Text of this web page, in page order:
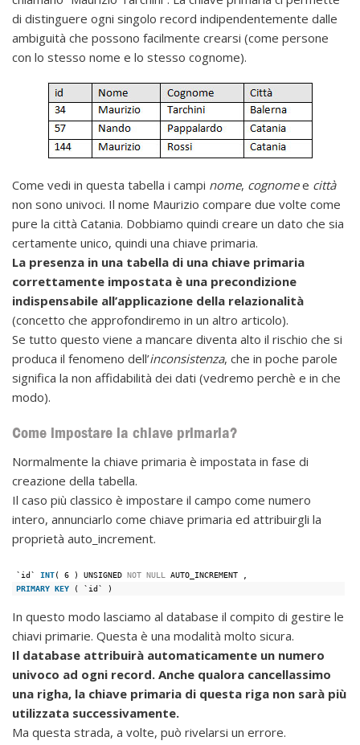
di distinguere ogni singolo record indipendentemente dalle
ambiguità che possono facilmente crearsi (come persone
con lo stesso nome e lo stesso cognome).
Come vedi in questa tabella i campi nome, cognomee città
non sono univoci. Il nome Maurizio compare due volte come
pure la città Catania. Dobbiamo quindi creare un dato che sia
certamente unico, quindi una chiave primaria.
La presenza in una tabella di una chiave primaria
correttamente impostata è una precondizione
indispensabile all’applicazione della relazionalità
(concetto che approfondiremo in un altro articolo).
Se tutto questo viene a mancare diventa alto il rischio che si
produca il fenomeno dell’inconsistenza, che in poche parole
significa la non affidabilità dei dati (vedremo perchè e in che
modo).
Come impostare la chiave primaria?
Normalmente la chiave primaria è impostata in fase di
creazione della tabella.
Il caso più classico è impostare il campo come numero
intero, annunciarlo come chiave primaria ed attribuirgli la
proprietà auto_increment.
`id` INT( 6 ) UNSIGNED NOT NULL
AUTO_INCREMENT ,
PRIMARY KEY ( `id` )
In questo modo lasciamo al database il compito di gestire le
chiavi primarie. Questa è una modalità molto sicura.
Il database attribuirà automaticamente un numero
univoco ad ogni record. Anche qualora cancellassimo
una righa, la chiave primaria di questa riga non sarà più
utilizzata successivamente.
Ma questa strada, a volte, può rivelarsi un errore.